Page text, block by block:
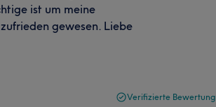
ist um meine
gewesen. Liebe
Verifizierte Bewertung